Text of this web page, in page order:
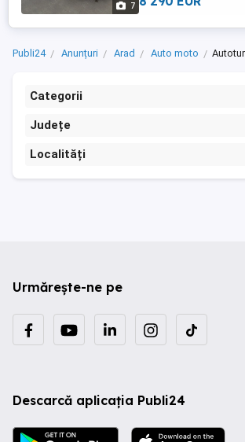
7
Publi24 Anunțuri Arad Auto moto
Categorii
Județe
Localități
Urmărește-ne pe
Descarcă aplicația Publi24